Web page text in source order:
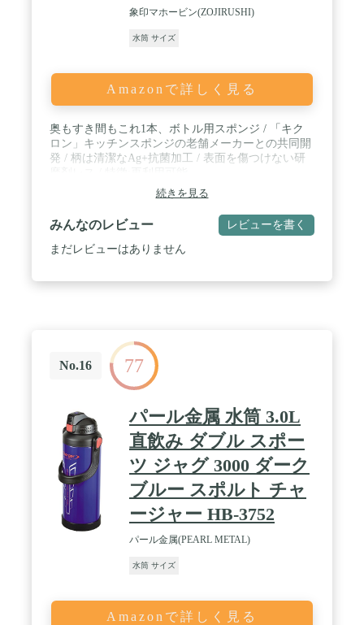
象印マホービン(ZOJIRUSHI)
水筒 サイズ
Amazonで詳しく見る
奥もすき間もこれ1本、ボトル用スポンジ / 「キク
ロン」キッチンスポンジの老舗メーカーとの共同開
発 / 柄は清潔なAg+抗菌加工 / 表面を傷つけない研
続きを見る
みんなのレビュー レビューを書く
まだレビューはありません
No.16 77
パール金属 水筒 3.0L
直飲み ダブル スポー
ツ ジャグ 3000 ダーク
ブルー スポルト チャ
ージャー HB-3752
パール金属(PEARL METAL)
水筒 サイズ
Amazonで詳しく見る